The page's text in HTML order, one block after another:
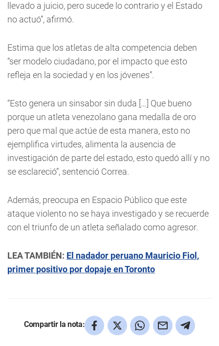
llevado a juicio, pero sucede lo contrario y el Estado
no actuó”, afirmó.
Estima que los atletas de alta competencia deben
“ser modelo ciudadano, por el impacto que esto
refleja en la sociedad y en los jóvenes”.
“Esto genera un sinsabor sin duda […] Que bueno
porque un atleta venezolano gana medalla de oro
pero que mal que actúe de esta manera, esto no
ejemplifica virtudes, alimenta la ausencia de
investigación de parte del estado, esto quedó allí y no
se esclareció”, sentenció Correa.
Además, preocupa en Espacio Público que este
ataque violento no se haya investigado y se recuerde
con el triunfo de un atleta señalado como agresor.
LEA TAMBIÉN: El nadador peruano Mauricio Fiol,
primer positivo por dopaje en Toronto
Compartir la nota: